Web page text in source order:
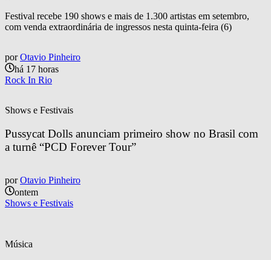
Festival recebe 190 shows e mais de 1.300 artistas em setembro,
com venda extraordinária de ingressos nesta quinta-feira (6)
por Otavio Pinheiro
há 17 horas
Rock In Rio
Shows e Festivais
Pussycat Dolls anunciam primeiro show no Brasil com
a turnê “PCD Forever Tour”
por Otavio Pinheiro
ontem
Shows e Festivais
Música